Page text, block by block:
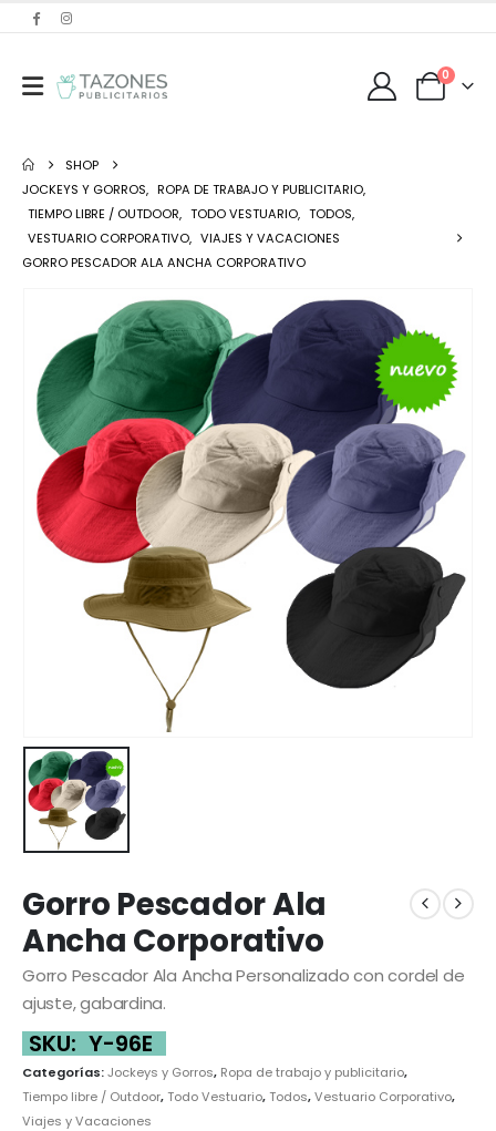
0
SHOP
JOCKEYS Y GORROS, ROPA DE TRABAJO Y PUBLICITARIO,
TIEMPO LIBRE / OUTDOOR, TODO VESTUARIO, TODOS,
VESTUARIO CORPORATIVO, VIAJES Y VACACIONES
GORRO PESCADOR ALA ANCHA CORPORATIVO
Gorro Pescador Ala
Ancha Corporativo
Gorro Pescador Ala Ancha Personalizado con cordel de
ajuste, gabardina.
SKU: Y-96E
Categorías:Jockeys y Gorros, Ropa de trabajo y publicitario,
Tiempo libre / Outdoor,Todo Vestuario,Todos,Vestuario Corporativo,
Viajes y Vacaciones